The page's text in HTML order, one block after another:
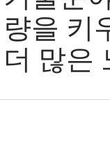
량을 키
더 많은